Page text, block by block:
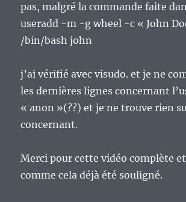
pas, malgré la commande faite
useradd -m -g wheel -c « John
/bin/bash john
j’ai vérifié avec visudo. et je ne
les dernières lignes concernant
« anon »(??) et je ne trouve rien
concernant.
Merci pour cette vidéo complète
comme cela déjà été souligné.